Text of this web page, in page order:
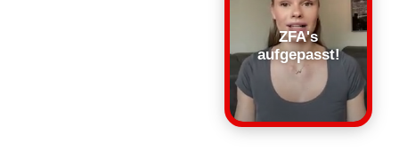
ZFA's
aufgepasst!